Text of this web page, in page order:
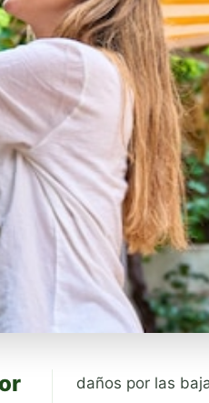
daños por las